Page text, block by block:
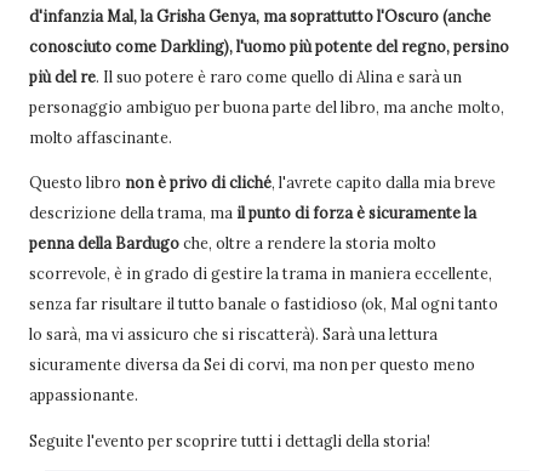
d'infanzia Mal, la Grisha Genya, ma soprattutto l'Oscuro (anche
conosciuto come Darkling), l'uomo più potente del regno, persino
più del re. Il suo potere è raro come quello di Alina e sarà un
personaggio ambiguo per buona parte del libro, ma anche molto,
molto affascinante.
Questo libro non è privo di cliché, l'avrete capito dalla mia breve
descrizione della trama, ma il punto di forza è sicuramente la
penna della Bardugoche, oltre a rendere la storia molto
scorrevole, è in grado di gestire la trama in maniera eccellente,
senza far risultare il tutto banale o fastidioso (ok, Mal ogni tanto
lo sarà, ma vi assicuro che si riscatterà). Sarà una lettura
sicuramente diversa da Sei di corvi, ma non per questo meno
appassionante.
Seguite l'evento per scoprire tutti i dettagli della storia!